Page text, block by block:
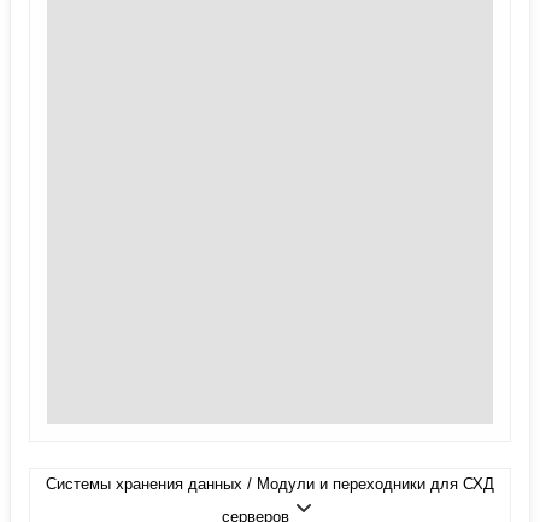
Системы хранения данных / Модули и переходники для СХД
серверов